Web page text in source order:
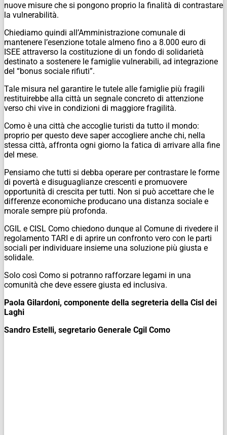
nuove misure che si pongono proprio la finalità di contrastare
la vulnerabilità.
Chiediamo quindi all’Amministrazione comunale di
mantenere l’esenzione totale almeno fino a 8.000 euro di
ISEE attraverso la costituzione di un fondo di solidarietà
destinato a sostenere le famiglie vulnerabili, ad integrazione
del “bonus sociale rifiuti”.
Tale misura nel garantire le tutele alle famiglie più fragili
restituirebbe alla città un segnale concreto di attenzione
verso chi vive in condizioni di maggiore fragilità.
Como è una città che accoglie turisti da tutto il mondo:
proprio per questo deve saper accogliere anche chi, nella
stessa città, affronta ogni giorno la fatica di arrivare alla fine
del mese.
Pensiamo che tutti si debba operare per contrastare le forme
di povertà e disuguaglianze crescenti e promuovere
opportunità di crescita per tutti. Non si può accettare che le
differenze economiche producano una distanza sociale e
morale sempre più profonda.
CGIL e CISL Como chiedono dunque al Comune di rivedere il
regolamento TARI e di aprire un confronto vero con le parti
sociali per individuare insieme una soluzione più giusta e
solidale.
Solo così Como si potranno rafforzare legami in una
comunità che deve essere giusta ed inclusiva.
Paola Gilardoni, componente della segreteria della Cisl dei
Laghi
Sandro Estelli, segretario Generale Cgil Como